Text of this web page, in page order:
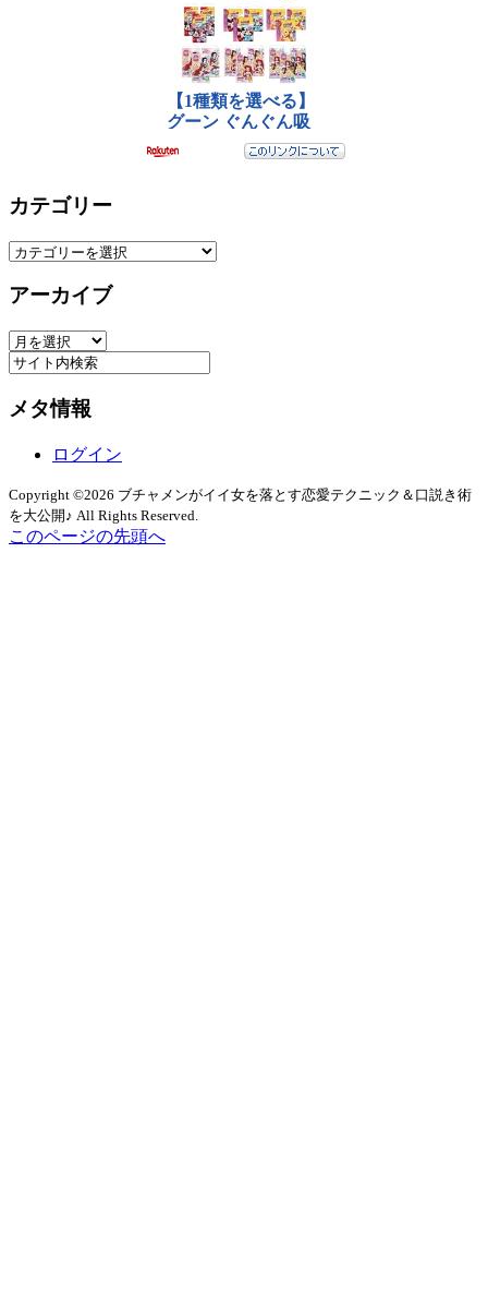
カテゴリー
カ
ゴ
ー
アーカイブ
ア
ー
イ
メタ情報
ログイン
Copyright ©2026 ブチャメンがイイ女を落とす恋愛テクニック＆口説き術
を大公開♪ All Rights Reserved.
このページの先頭へ